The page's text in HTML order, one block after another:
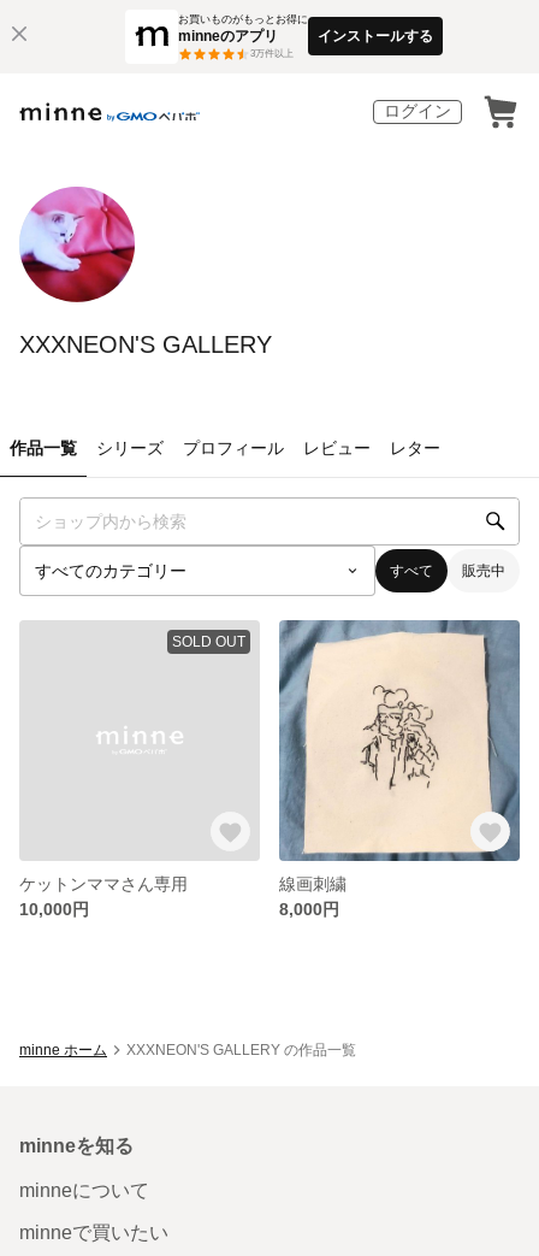
お買いものがもっとお得に
minneのアプリ
3万件以上
インストールする
ログイン
XXXNEON'S GALLERY
作品一覧 シリーズ プロフィール レビュー レター
すべて 販売中
SOLD OUT
ケットンママさん専用
10,000円
線画刺繍
8,000円
minne ホーム XXXNEON'S GALLERY の作品一覧
minneを知る
minneについて
minneで買いたい